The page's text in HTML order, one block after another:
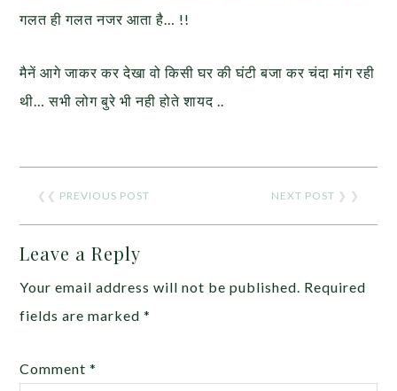
गलत ही गलत नजर आता है… !!
मैनें आगे जाकर कर देखा वो किसी घर की घंटी बजा कर चंदा मांग रही
थी… सभी लोग बुरे भी नही होते शायद ..
❮❮ PREVIOUS POST NEXT POST ❯ ❯
Leave a Reply
Your email address will not be published. Required
fields are marked*
Comment*